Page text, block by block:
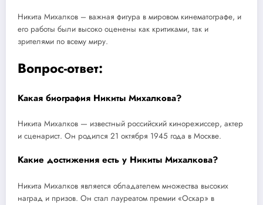
Никита Михалков – важная фигура в мировом кинематографе, и
его работы были высоко оценены как критиками, так и
зрителями по всему миру.
Вопрос-ответ:
Какая биография Никиты Михалкова?
Никита Михалков — известный российский кинорежиссер, актер
и сценарист. Он родился 21 октября 1945 года в Москве.
Какие достижения есть у Никиты Михалкова?
Никита Михалков является обладателем множества высоких
наград и призов. Он стал лауреатом премии «Оскар» в